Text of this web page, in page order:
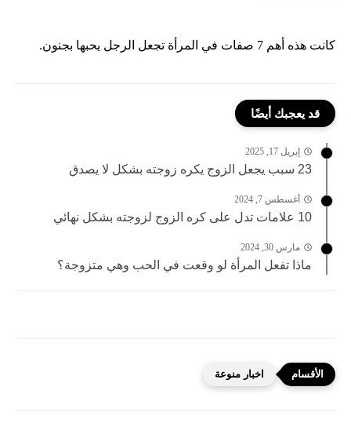
كانت هذه أهم 7 صفات في المرأة تجعل الرجل يحبها بجنون.
قد يعجبك أيضًا
إبريل 17, 2025
23 سبب يجعل الزوج يكره زوجته بشكل لا يصدق
أغسطس 7, 2024
10 علامات تدل على كره الزوج لزوجته بشكل نهائي
مارس 30, 2024
ماذا تفعل المرأة لو وقعت في الحب وهي متزوجة؟
اخبار منوعة